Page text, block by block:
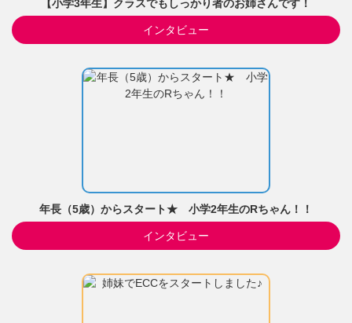
【小学3年生】クラスでもしっかり者のお姉さんです！
インタビュー
年長（5歳）からスタート★ 小学2年生のRちゃん！！
インタビュー